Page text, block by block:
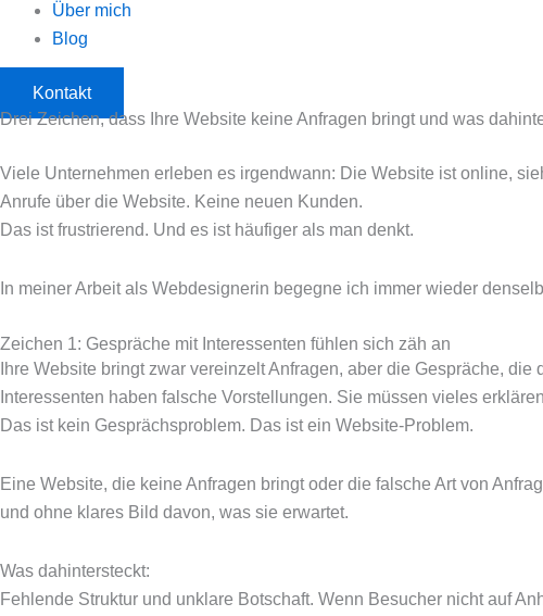
Über mich
Blog
Kontakt
Drei Zeichen, dass Ihre Website keine Anfragen bringt und was
Viele Unternehmen erleben es irgendwann: Die Website ist online,
Anrufe über die Website. Keine neuen Kunden.
Das ist frustrierend. Und es ist häufiger als man denkt.
In meiner Arbeit als Webdesignerin begegne ich immer wieder
Zeichen 1: Gespräche mit Interessenten fühlen sich zäh an
Ihre Website bringt zwar vereinzelt Anfragen, aber die Gespräche,
Interessenten haben falsche Vorstellungen. Sie müssen vieles
Das ist kein Gesprächsproblem. Das ist ein Website-Problem.
Eine Website, die keine Anfragen bringt oder die falsche Art von
und ohne klares Bild davon, was sie erwartet.
Was dahintersteckt:
Fehlende Struktur und unklare Botschaft. Wenn Besucher nicht auf